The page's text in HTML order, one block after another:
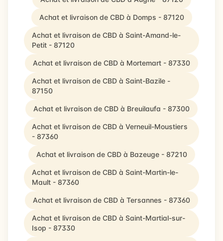
Achat et livraison de CBD à Domps - 87120
Achat et livraison de CBD à Saint-Amand-le-
Petit - 87120
Achat et livraison de CBD à Mortemart - 87330
Achat et livraison de CBD à Saint-Bazile -
87150
Achat et livraison de CBD à Breuilaufa - 87300
Achat et livraison de CBD à Verneuil-Moustiers
- 87360
Achat et livraison de CBD à Bazeuge - 87210
Achat et livraison de CBD à Saint-Martin-le-
Mault - 87360
Achat et livraison de CBD à Tersannes - 87360
Achat et livraison de CBD à Saint-Martial-sur-
Isop - 87330